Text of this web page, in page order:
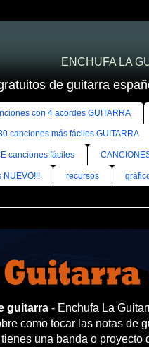
ENCHUFA LA
de guitarra
con 4 acordes GUITARRA
canciones más fáciles GUITARRA
canciones fáciles
NUEVO!!! recursos
guitarra- Enchufa La
como tocar las notas de
una banda o proyecto